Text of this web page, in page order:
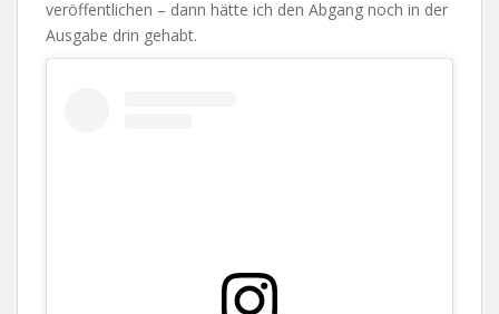
veröffentlichen – dann hätte ich den Abgang noch in der
Ausgabe drin gehabt.